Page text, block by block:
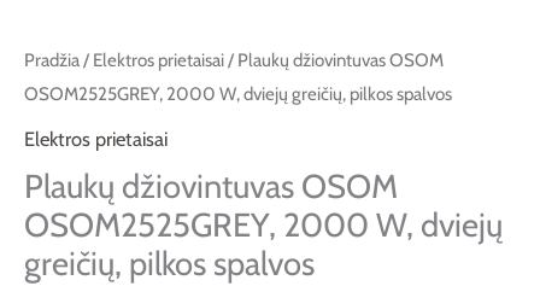
Pradžia/ Elektros prietaisai/ Plaukų džiovintuvas OSOM
OSOM2525GREY, 2000 W, dviejų greičių, pilkos spalvos
Elektros prietaisai
Plaukų džiovintuvas OSOM
OSOM2525GREY, 2000 W, dviejų
greičių, pilkos spalvos